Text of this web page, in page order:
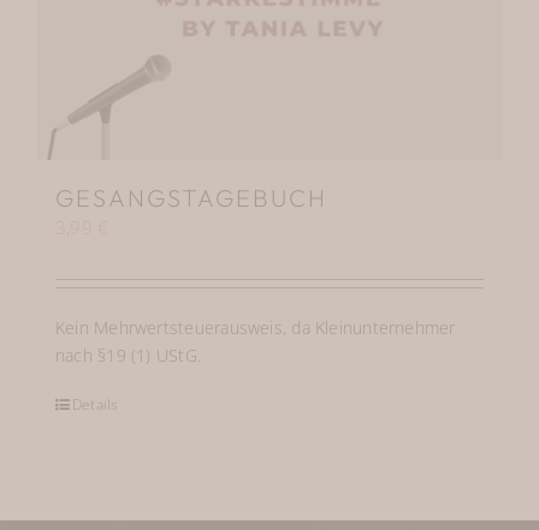
GESANGSTAGEBUCH
3,99 €
Kein Mehrwertsteuerausweis, da Kleinunternehmer
nach §19 (1) UStG.
Details